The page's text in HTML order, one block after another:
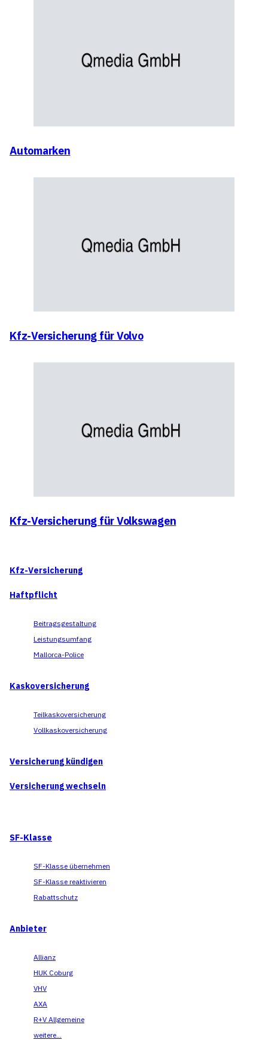
Automarken
Kfz-Versicherung für Volvo
Kfz-Versicherung für Volkswagen
Kfz-Versicherung
Haftpflicht
Beitragsgestaltung
Leistungsumfang
Mallorca-Police
Kaskoversicherung
Teilkaskoversicherung
Vollkaskoversicherung
Versicherung kündigen
Versicherung wechseln
SF-Klasse
SF-Klasse übernehmen
SF-Klasse reaktivieren
Rabattschutz
Anbieter
Allianz
HUK Coburg
VHV
AXA
R+V Allgemeine
weitere...